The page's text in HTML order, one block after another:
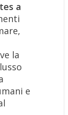
a
la
e